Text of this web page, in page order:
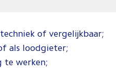
of vergelijkbaar;
als loodgieter;
te werken;